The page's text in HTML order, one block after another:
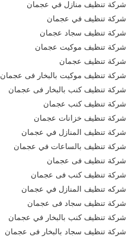
شركة تنظيف منازل في عجمان
شركة تنظيف في عجمان
شركة تنظيف سجاد عجمان
شركة تنظيف موكيت عجمان
شركة تنظيف عجمان
شركة تنظيف موكيت بالبخار فى عجمان
شركة تنظيف كنب بالبخار فى عجمان
شركة تنظيف كنب عجمان
شركة تنظيف خزانات عجمان
شركة تنظيف المنازل في عجمان
شركة تنظيف بالساعات في عجمان
شركة تنظيف فى عجمان
شركة تنظيف كنب فى عجمان
شركه تنظيف المنازل في عجمان
شركة تنظيف سجاد فى عجمان
شركة تنظيف كنب بالبخار في عجمان
شركة تنظيف سجاد بالبخار فى عجمان